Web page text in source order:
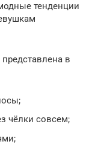
тенденции
в
чёлки совсем;